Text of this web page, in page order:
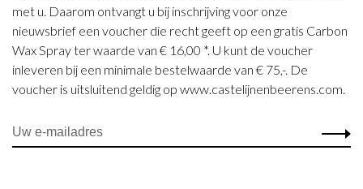
met u. Daarom ontvangt u bij inschrijving voor onze
nieuwsbrief een voucher die recht geeft op een gratis Carbon
Wax Spray ter waarde van € 16,00 *. U kunt de voucher
inleveren bij een minimale bestelwaarde van € 75,-. De
voucher is uitsluitend geldig op www.castelijnenbeerens.com.